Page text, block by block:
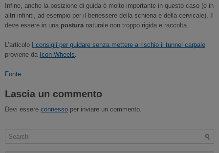
Infine, anche la posizione di guida è molto importante in questo caso (e in
altri infiniti, ad esempio per il benessere della schiena e della cervicale). Il
deve essere in una postura naturale non troppo rigida e raccolta.
L’articolo
I consigli per guidare senza mettere a rischio il tunnel carpale
proviene da Icon Wheels.
Fonte:
Lascia un commento
Devi essere connesso per inviare un commento.